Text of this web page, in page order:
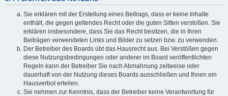
Sie erklären mit der Erstellung eines Beitrags, dass er keine Inhalte
enthält, die gegen geltendes Recht oder die guten Sitten verstoßen. Sie
erklären insbesondere, dass Sie das Recht besitzen, die in Ihren
Beiträgen verwendeten Links und Bilder zu setzen bzw. zu verwenden.
Der Betreiber des Boards übt das Hausrecht aus. Bei Verstößen gegen
diese Nutzungsbedingungen oder anderer im Board veröffentlichten
Regeln kann der Betreiber Sie nach Abmahnung zeitweise oder
dauerhaft von der Nutzung dieses Boards ausschließen und Ihnen ein
Hausverbot erteilen.
Sie nehmen zur Kenntnis, dass der Betreiber keine Verantwortung für